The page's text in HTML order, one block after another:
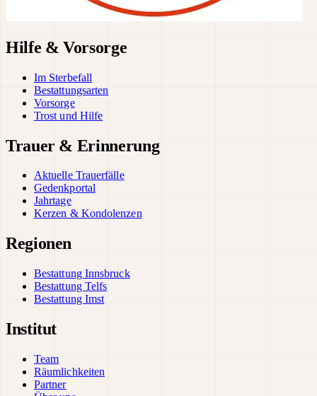
Hilfe & Vorsorge
Im Sterbefall
Bestattungsarten
Vorsorge
Trost und Hilfe
Trauer & Erinnerung
Aktuelle Trauerfälle
Gedenkportal
Jahrtage
Kerzen & Kondolenzen
Regionen
Bestattung Innsbruck
Bestattung Telfs
Bestattung Imst
Institut
Team
Räumlichkeiten
Partner